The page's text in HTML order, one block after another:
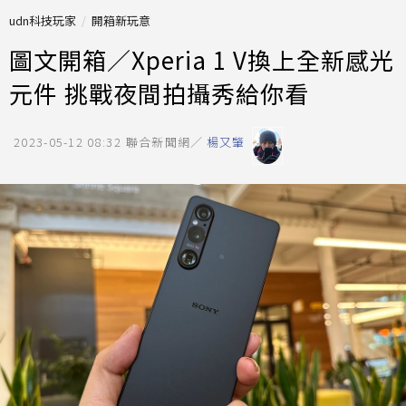
udn科技玩家 開箱新玩意
圖文開箱／Xperia 1 V換上全新感光
元件 挑戰夜間拍攝秀給你看
2023-05-12 08:32 聯合新聞網／ 楊又肇